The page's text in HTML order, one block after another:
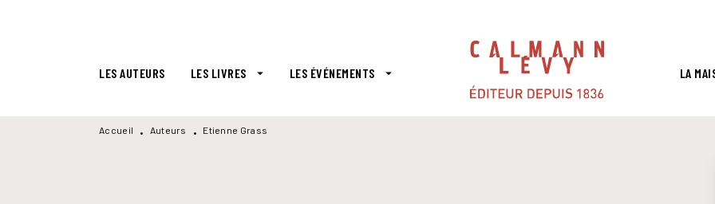
LES AUTEURS LES LIVRES arrow_drop_down LES ÉVÉNEMENTS arrow_drop_down LA
Accueil • Auteurs • Etienne Grass